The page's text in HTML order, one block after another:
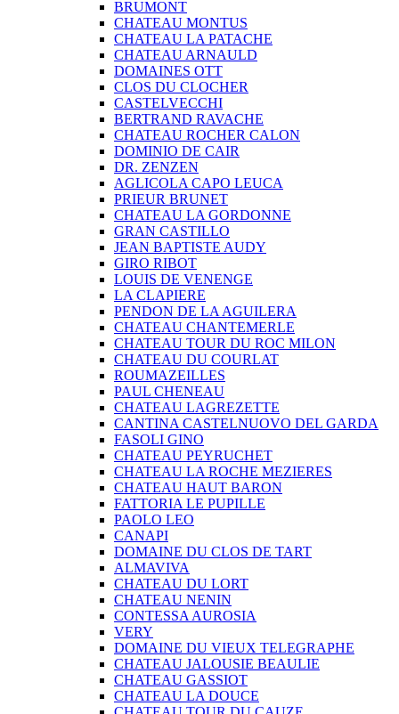
BRUMONT
CHATEAU MONTUS
CHATEAU LA PATACHE
CHATEAU ARNAULD
DOMAINES OTT
CLOS DU CLOCHER
CASTELVECCHI
BERTRAND RAVACHE
CHATEAU ROCHER CALON
DOMINIO DE CAIR
DR. ZENZEN
AGLICOLA CAPO LEUCA
PRIEUR BRUNET
CHATEAU LA GORDONNE
GRAN CASTILLO
JEAN BAPTISTE AUDY
GIRO RIBOT
LOUIS DE VENENGE
LA CLAPIERE
PENDON DE LA AGUILERA
CHATEAU CHANTEMERLE
CHATEAU TOUR DU ROC MILON
CHATEAU DU COURLAT
ROUMAZEILLES
PAUL CHENEAU
CHATEAU LAGREZETTE
CANTINA CASTELNUOVO DEL GARDA
FASOLI GINO
CHATEAU PEYRUCHET
CHATEAU LA ROCHE MEZIERES
CHATEAU HAUT BARON
FATTORIA LE PUPILLE
PAOLO LEO
CANAPI
DOMAINE DU CLOS DE TART
ALMAVIVA
CHATEAU DU LORT
CHATEAU NENIN
CONTESSA AUROSIA
VERY
DOMAINE DU VIEUX TELEGRAPHE
CHATEAU JALOUSIE BEAULIE
CHATEAU GASSIOT
CHATEAU LA DOUCE